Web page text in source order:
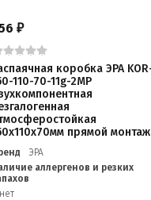
₽
коробка ЭРА
110-70-11g-2MP
прямой монтаж
ЭРА
аллергенов и резких
нет